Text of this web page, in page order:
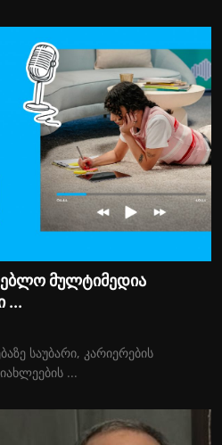
მულტიმედია
...
საუბარი, კარიერების
...